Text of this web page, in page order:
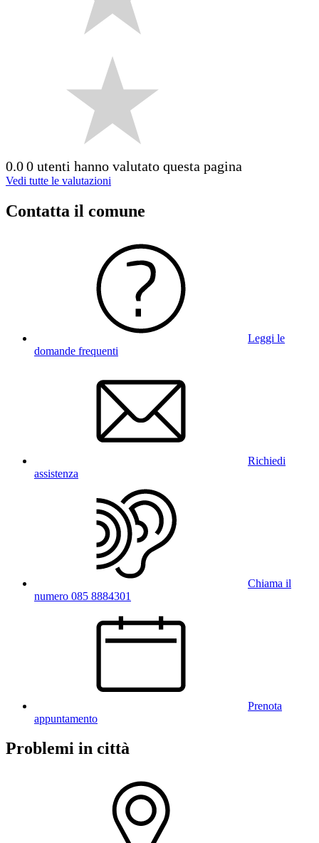
0.00 utenti hanno valutato questa pagina
Vedi tutte le valutazioni
Contatta il comune
Leggi le
domande frequenti
Richiedi
assistenza
Chiama il
numero 085 8884301
Prenota
appuntamento
Problemi in città